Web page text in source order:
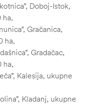
Doboj-Istok,
ha,
Gračanica,
ha,
Gradačac,
ha,
Kalesija, ukupne
Kladanj, ukupne